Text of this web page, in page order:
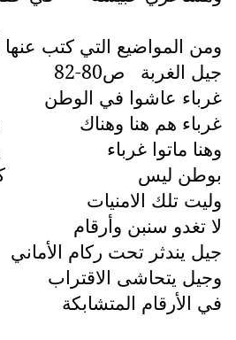
ومن المواضيع التي كتب
جيل الغربة
ص80-82
غرباء عاشوا في الوطن
غرباء هم هنا وهناك
وهنا ماتوا غرباء
بوطن ليس
وليت تلك الامنيات
لا تغدو سنبن وأرقام
جيل يندثر تحت ركام الأماني
وجيل يتحاشى الاقتراب
في الأرقام المتشابكة